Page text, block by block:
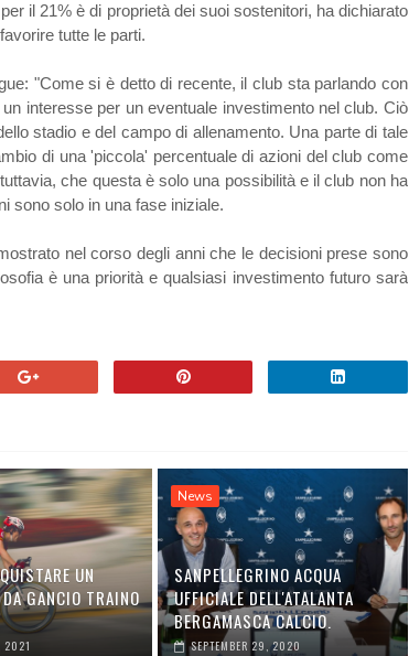
il 21% è di proprietà dei suoi sostenitori, ha dichiarato
tutte le parti.
"Come si è detto di recente, il club sta parlando con
interesse per un eventuale investimento nel club. Ciò
stadio e del campo di allenamento. Una parte di tale
di una 'piccola' percentuale di azioni del club come
che questa è solo una possibilità e il club non ha
sono solo in una fase iniziale.
nel corso degli anni che le decisioni prese sono
è una priorità e qualsiasi investimento futuro sarà
UN
GANCIO TRAINO
2021
News
SANPELLEGRINO ACQUA
UFFICIALE DELL'ATALANTA
BERGAMASCA CALCIO.
SEPTEMBER 29, 2020